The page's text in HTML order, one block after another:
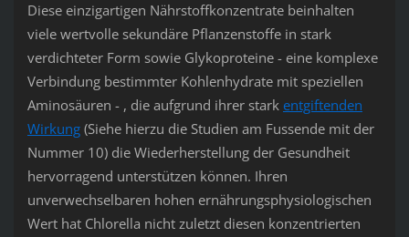
Diese einzigartigen Nährstoffkonzentrate beinhalten
viele wertvolle sekundäre Pflanzenstoffe in stark
verdichteter Form sowie Glykoproteine - eine komplexe
Verbindung bestimmter Kohlenhydrate mit speziellen
Aminosäuren - , die aufgrund ihrer stark entgiftenden
Wirkung(Siehe hierzu die Studien am Fussende mit der
Nummer 10) die Wiederherstellung der Gesundheit
hervorragend unterstützen können. Ihren
unverwechselbaren hohen ernährungsphysiologischen
Wert hat Chlorella nicht zuletzt diesen konzentrierten